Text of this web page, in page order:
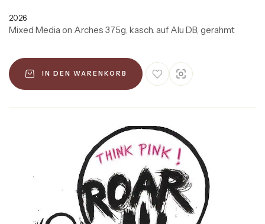
2026
Mixed Media on Arches 375g, kasch. auf Alu DB, gerahmt
IN DEN WARENKORB